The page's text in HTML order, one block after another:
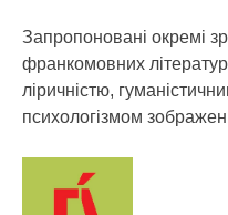
Запропоновані окремі
франкомовних
ліричністю,
психологізмом